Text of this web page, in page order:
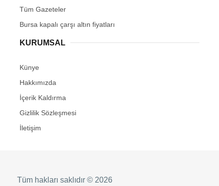
Tüm Gazeteler
Bursa kapalı çarşı altın fiyatları
KURUMSAL
Künye
Hakkımızda
İçerik Kaldırma
Gizlilik Sözleşmesi
İletişim
Tüm hakları saklıdır © 2026